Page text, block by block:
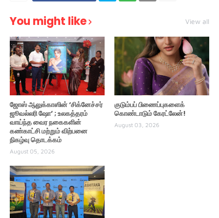
You might like View all
ஜோஸ் ஆலுக்காஸின் ‘சிக்னேச்சர்
ஜூவல்லரி ஷோ’ ; உலகத்தரம்
வாய்ந்த வைர நகைகளின்
கண்காட்சி மற்றும் விற்பனை
நிகழ்வு தொடக்கம்
August 05, 2026
குடும்பப் பிணைப்புகளைக்
கொண்டாடும் கேரட்லேன்!
August 03, 2026